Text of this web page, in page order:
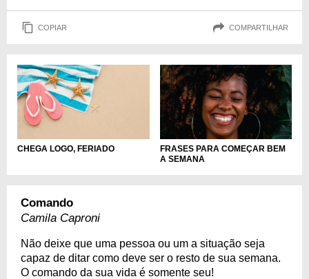
COPIAR COMPARTILHAR
CHEGA LOGO, FERIADO
FRASES PARA COMEÇAR BEM
A SEMANA
Comando
Camila Caproni
Não deixe que uma pessoa ou um a situação seja
capaz de ditar como deve ser o resto de sua semana.
O comando da sua vida é somente seu!